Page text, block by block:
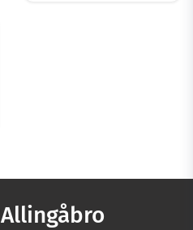
Allingåbro